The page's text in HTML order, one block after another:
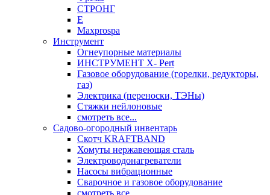
СТРОНГ
Е
Maxprospa
Инструмент
Огнеупорные материалы
ИНСТРУМЕНТ X- Pert
Газовое оборудование (горелки, редукторы,
газ)
Электрика (переноски, ТЭНы)
Стяжки нейлоновые
смотреть все...
Садово-огородный инвентарь
Скотч KRAFTBAND
Хомуты нержавеющая сталь
Электроводонагреватели
Насосы вибрационные
Сварочное и газовое оборудование
смотреть все...